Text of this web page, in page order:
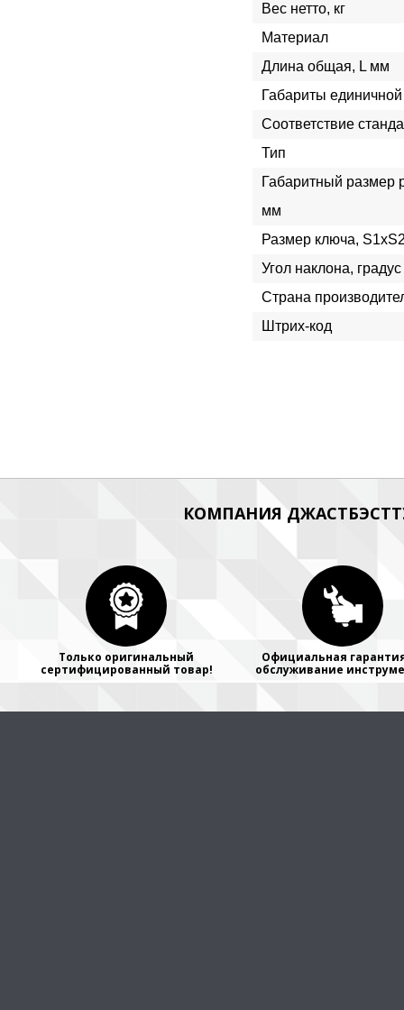
Вес нетто, кг
Материал
Длина общая, L мм
Габариты
Соответствие
Тип
Габаритный размер
мм
Размер ключа,
Угол наклона, градус
Страна
Штрих-код
КОМПАНИЯ
Только оригинальный
сертифицированный товар!
Официальная
обслуживание